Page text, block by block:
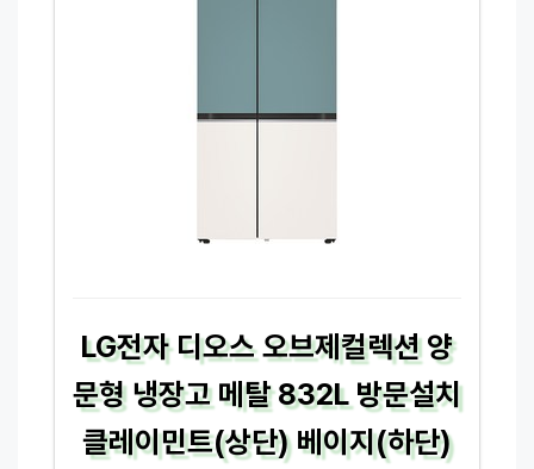
LG전자 디오스 오브제컬렉션 양
문형 냉장고 메탈 832L 방문설치
클레이민트(상단) 베이지(하단)